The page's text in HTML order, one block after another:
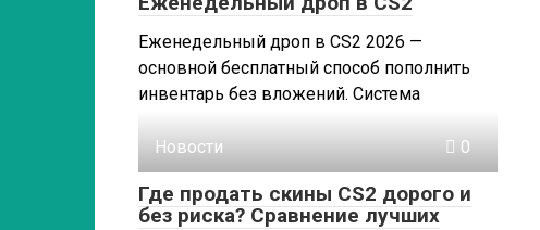
Еженедельный дроп в CS2 2026 —
основной бесплатный способ пополнить
инвентарь без вложений. Система
Новости 0
Где продать скины CS2 дорого и
без риска? Сравнение лучших